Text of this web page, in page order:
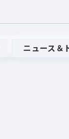
ニュース＆